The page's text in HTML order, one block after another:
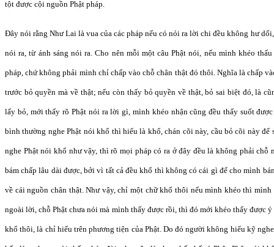
tột được cội nguồn Phật pháp.
Đây nói rằng Như Lai là vua của các pháp nếu có nói ra lời chi đều không hư
nói ra, từ ánh sáng nói ra. Cho nên mỗi một câu Phật nói, nếu mình khéo
pháp, chứ không phải mình chỉ chấp vào chỗ chân thật đó thôi. Nghĩa là chấp
trước bỏ quyền mà về thật; nếu còn thấy bỏ quyền về thật, bỏ sai biệt đó, là
lấy bỏ, mới thấy rõ Phật nói ra lời gì, mình khéo nhận cũng đều thấy suốt
bình thường nghe Phật nói khổ thì hiểu là khổ, chán cõi này, cầu bỏ cõi này để
nghe Phật nói khổ như vậy, thì rõ mọi pháp có ra ở đây đều là không phải
bám chấp lâu dài được, bởi vì tất cả đều khổ thì không có cái gì để cho mình
về cái nguồn chân thật. Như vậy, chỉ một chữ khổ thôi nếu mình khéo thì
ngoài lời, chỗ Phật chưa nói mà mình thấy được rồi, thì đó mới khéo thấy được
khổ thôi, là chỉ hiểu trên phương tiện của Phật. Do đó người không hiểu kỹ